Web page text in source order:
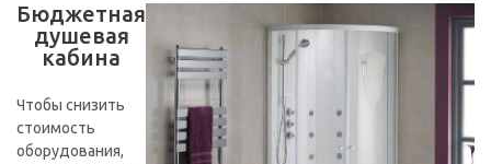
Бюджетная
душевая
кабина
Чтобы снизить
стоимость
оборудования,